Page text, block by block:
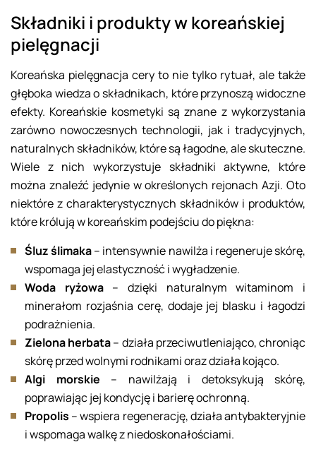
Składniki i produkty w koreańskiej
pielęgnacji
Koreańska pielęgnacja cery to nie tylko rytuał, ale także
głęboka wiedza o składnikach, które przynoszą widoczne
efekty. Koreańskie kosmetyki są znane z wykorzystania
zarówno nowoczesnych technologii, jak i tradycyjnych,
naturalnych składników, które są łagodne, ale skuteczne.
Wiele z nich wykorzystuje składniki aktywne, które
można znaleźć jedynie w określonych rejonach Azji. Oto
niektóre z charakterystycznych składników i produktów,
które królują w koreańskim podejściu do piękna:
Śluz ślimaka– intensywnie nawilża i regeneruje skórę,
wspomaga jej elastyczność i wygładzenie.
Woda ryżowa– dzięki naturalnym witaminom i
minerałom rozjaśnia cerę, dodaje jej blasku i łagodzi
podrażnienia.
Zielona herbata– działa przeciwutleniająco, chroniąc
skórę przed wolnymi rodnikami oraz działa kojąco.
Algi morskie – nawilżają i detoksykują skórę,
poprawiając jej kondycję i barierę ochronną.
Propolis – wspiera regenerację, działa antybakteryjnie
i wspomaga walkę z niedoskonałościami.